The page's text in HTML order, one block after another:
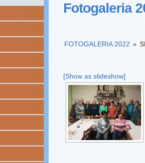
Fotogaleria
FOTOGALERIA 2022 »
[Show as slideshow]